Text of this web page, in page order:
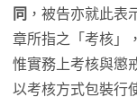
同 ，被告亦就此表
章所指之「考核」
惟實務上考核與懲
以考核方式包裝行